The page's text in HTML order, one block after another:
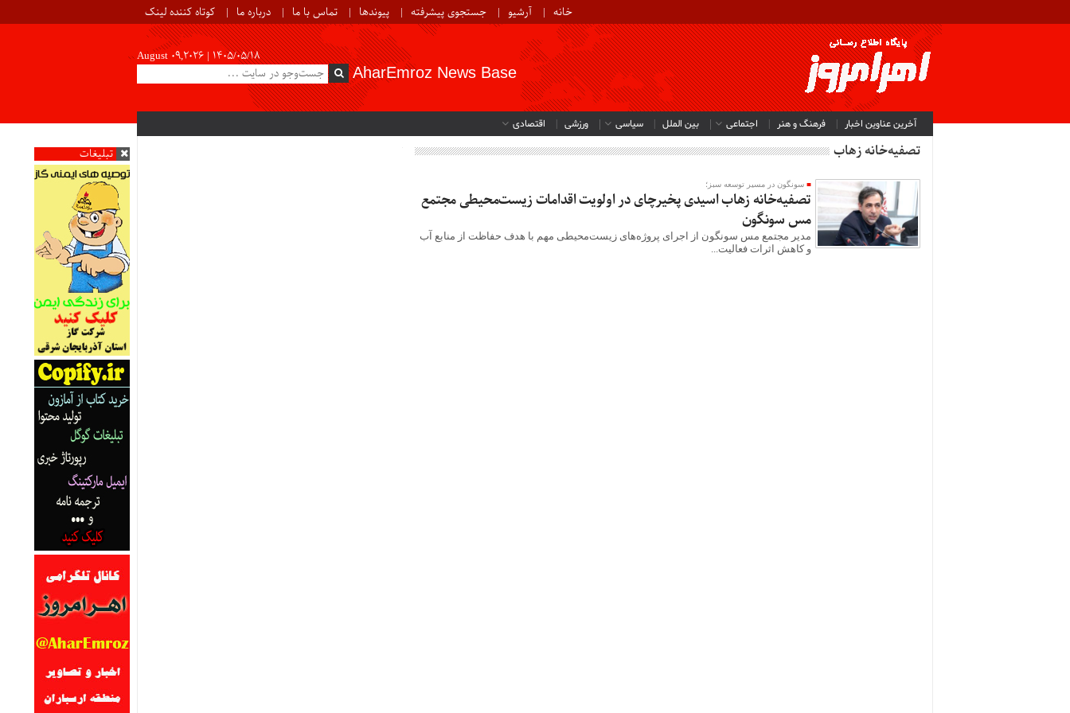
خانه آرشیو جستجوی پیشرفته پیوندها تماس با ما درباره ما کوتاه کننده لینک
August 09,2026 | ۱۴۰۵/۰۵/۱۸
AharEmroz News Base
آخرین عناوین اخبار فرهنگ و هنر اجتماعی بین الملل سیاسی ورزشی اقتصادی
تبلیغات تصفیه‌خانه زهاب
سونگون در مسیر توسعه سبز؛
تصفیه‌خانه زهاب اسیدی پخیرچای در اولویت اقدامات زیست‌محیطی مجتمع
مس سونگون
مدیر مجتمع مس سونگون از اجرای پروژه‌های زیست‌محیطی مهم با هدف حفاظت از منابع آب
و کاهش اثرات فعالیت‌...